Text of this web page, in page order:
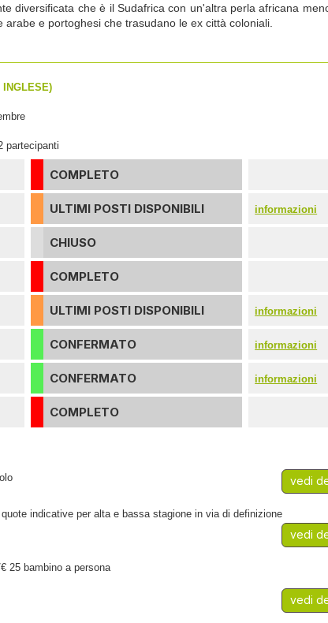
diversificata che è il Sudafrica con un'altra perla africana
e portoghesi che trasudano le ex città coloniali.
INGLESE)
partecipanti
COMPLETO
ULTIMI POSTI DISPONIBILI informazioni
CHIUSO
COMPLETO
ULTIMI POSTI DISPONIBILI informazioni
CONFERMATO informazioni
CONFERMATO informazioni
COMPLETO
vedi
indicative per alta e bassa stagione in via di definizione
vedi
25 bambino a persona
vedi